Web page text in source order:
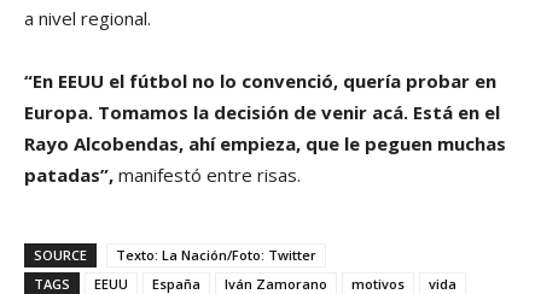
a nivel regional.
“En EEUU el fútbol no lo convenció, quería probar en
Europa. Tomamos la decisión de venir acá. Está en el
Rayo Alcobendas, ahí empieza, que le peguen muchas
patadas”, manifestó entre risas.
SOURCE
Texto: La Nación/Foto: Twitter
TAGS
EEUU España Iván Zamorano motivos vida